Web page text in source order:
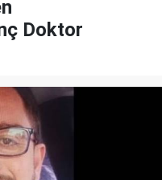
Doktor